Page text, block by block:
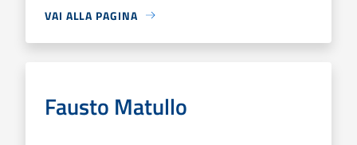
VAI ALLA PAGINA
Fausto Matullo